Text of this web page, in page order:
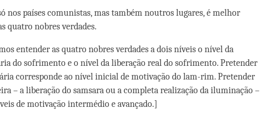
nos países comunistas, mas também noutros lugares, é melhor
quatro nobres verdades.
entender as quatro nobres verdades a dois níveiso nível da
do sofrimento e o nível da liberação real do sofrimento. Pretender
corresponde ao nível inicial de motivação do lam-rim. Pretender
– a liberação do samsara ou a completa realização da iluminação –
de motivação intermédio e avançado.]